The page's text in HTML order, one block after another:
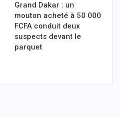
Grand Dakar : un
mouton acheté à 50 000
FCFA conduit deux
suspects devant le
parquet